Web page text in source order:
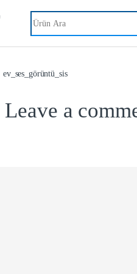
Search for:
ev_ses_görüntü_sis
Leave a